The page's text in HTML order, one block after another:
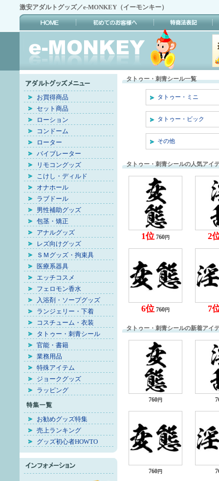
激安アダルトグッズ／e-MONKEY（イーモンキー）
お買得商品
セット商品
ローション
コンドーム
ローター
バイブレーター
リモコングッズ
こけし・ディルド
オナホール
ラブドール
男性補助グッズ
包茎・矯正
アナルグッズ
レズ向けグッズ
ＳＭグッズ・拘束具
医療系器具
エッチコスメ
フェロモン香水
入浴剤・ソープグッズ
ランジェリー・下着
コスチューム・衣装
タトゥー・刺青シール
官能・書籍
業務用品
特殊アイテム
ジョークグッズ
ラッピング
お勧めグッズ特集
売上ランキング
グッズ初心者HOWTO
タトゥー・刺青シール一覧
タトゥー・ミニ
タトゥー・ビック
その他
タトゥー・刺青シールの人気アイ
1位 760円 2
6位 760円 7
タトゥー・刺青シールの新着アイ
760円
760円